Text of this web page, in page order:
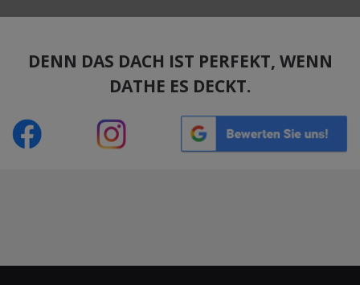
DENN DAS DACH IST PERFEKT, WENN
DATHE ES DECKT.